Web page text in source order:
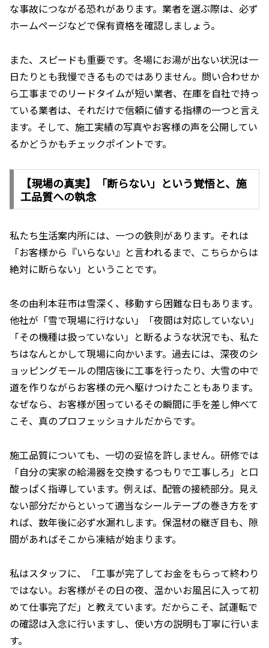
な事故につながる恐れがあります。業者を選ぶ際は、必ず
ホームページなどで保有資格を確認しましょう。
また、スピードも重要です。冬場にお湯が出ない状況は一
日たりとも我慢できるものではありません。問い合わせか
ら工事までのリードタイムが短い業者、在庫を自社で持っ
ている業者は、それだけで信頼に値する指標の一つと言え
ます。そして、施工実績の写真やお客様の声を公開してい
るかどうかもチェックポイントです。
【現場の真実】「断らない」という覚悟と、施
工品質への執念
私たち生活案内所には、一つの鉄則があります。それは
「お客様から『いらない』と言われるまで、こちらからは
絶対に断らない」ということです。
冬の由利本荘市は雪深く、移動すら困難な日もあります。
他社が「雪で現場に行けない」「夜間は対応していない」
「その機種は扱っていない」と断るような状況でも、私た
ちはなんとかして現場に向かいます。過去には、深夜のシ
ョッピングモールの閉店後に工事を行ったり、大雪の中で
道を作りながらお客様の元へ駆けつけたこともあります。
なぜなら、お客様が困っているその瞬間に手を差し伸べて
こそ、真のプロフェッショナルだからです。
施工品質についても、一切の妥協を許しません。研修では
「自分の実家の給湯器を交換するつもりで工事しろ」と口
酸っぱく指導しています。例えば、配管の接続部分。見え
ない部分だからといって適当なシールテープの巻き方をす
れば、数年後に必ず水漏れします。保温材の継ぎ目も、隙
間があればそこから凍結が始まります。
私はスタッフに、「工事が完了してお金をもらって終わり
ではない。お客様がその日の夜、温かいお風呂に入って初
めて仕事完了だ」と教えています。だからこそ、試運転で
の確認は入念に行いますし、使い方の説明も丁寧に行いま
す。